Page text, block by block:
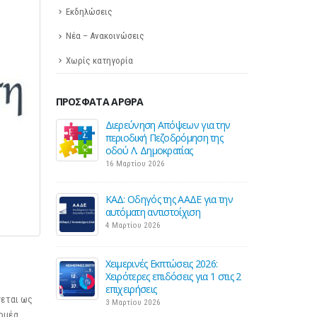
ως
Εκδηλώσεις
Νέα – Ανακοινώσεις
Χωρίς κατηγορία
ΠΡΌΣΦΑΤΑ ΆΡΘΡΑ
και
Διερεύνηση Απόψεων για την
περιοδική Πεζοδρόμηση της
οδού Λ. Δημοκρατίας
16 Μαρτίου 2026
ΚΑΔ: Οδηγός της ΑΑΔΕ για την
αυτόματη αντιστοίχιση
4 Μαρτίου 2026
Χειμερινές Εκπτώσεις 2026:
Χειρότερες επιδόσεις για 1 στις 2
επιχειρήσεις
3 Μαρτίου 2026